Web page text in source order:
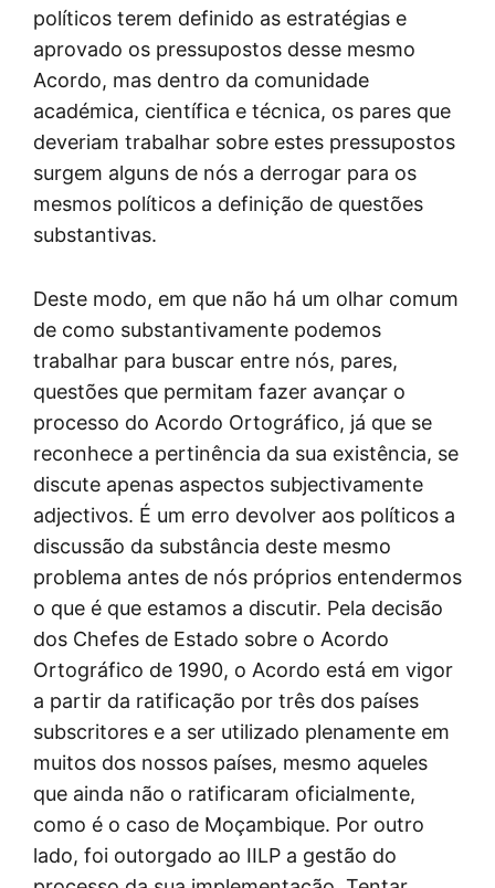
políticos terem definido as estratégias e
aprovado os pressupostos desse mesmo
Acordo, mas dentro da comunidade
académica, científica e técnica, os pares que
deveriam trabalhar sobre estes pressupostos
surgem alguns de nós a derrogar para os
mesmos políticos a definição de questões
substantivas.
Deste modo, em que não há um olhar comum
de como substantivamente podemos
trabalhar para buscar entre nós, pares,
questões que permitam fazer avançar o
processo do Acordo Ortográfico, já que se
reconhece a pertinência da sua existência, se
discute apenas aspectos subjectivamente
adjectivos. É um erro devolver aos políticos a
discussão da substância deste mesmo
problema antes de nós próprios entendermos
o que é que estamos a discutir. Pela decisão
dos Chefes de Estado sobre o Acordo
Ortográfico de 1990, o Acordo está em vigor
a partir da ratificação por três dos países
subscritores e a ser utilizado plenamente em
muitos dos nossos países, mesmo aqueles
que ainda não o ratificaram oficialmente,
como é o caso de Moçambique. Por outro
lado, foi outorgado ao IILP a gestão do